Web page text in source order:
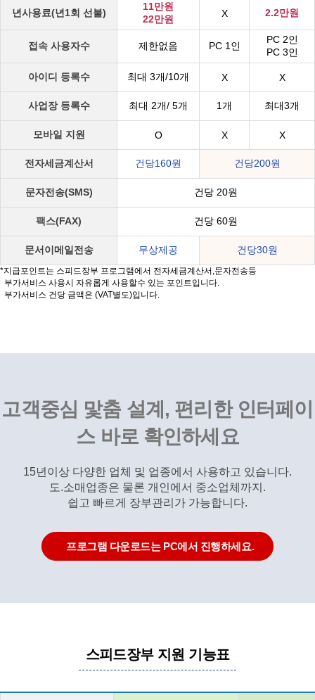
년사용료(년1회 선불)
11만원
22만원
X 2.2만원
접속 사용자수 제한없음 PC 1인
PC 2인
PC 3인
아이디 등록수 최대 3개/10개 X X
사업장 등록수 최대 2개/ 5개 1개 최대3개
모바일 지원 O X X
전자세금계산서 건당160원 건당200원
문자전송(SMS) 건당 20원
팩스(FAX) 건당 60원
문서이메일전송 무상제공 건당30원
*지급포인트는 스피드장부 프로그램에서 전자세금계산서,문자전송등
부가서비스 사용시 자유롭게 사용할수 있는 포인트입니다.
부가서비스 건당 금액은 (VAT별도)입니다.
고객중심 맟춤 설계, 편리한 인터페이
스 바로 확인하세요
15년이상 다양한 업체 및 업종에서 사용하고 있습니다.
도.소매업종은 물론 개인에서 중소업체까지.
쉽고 빠르게 장부관리가 가능합니다.
프로그램 다운로드는 PC에서 진행하세요.
스피드장부 지원 기능표